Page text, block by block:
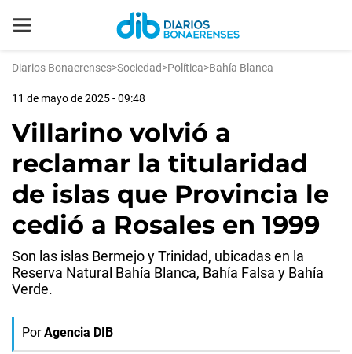
Diarios Bonaerenses>Sociedad>Política>Bahía Blanca
11 de mayo de 2025 - 09:48
Villarino volvió a
reclamar la titularidad
de islas que Provincia le
cedió a Rosales en 1999
Son las islas Bermejo y Trinidad, ubicadas en la
Reserva Natural Bahía Blanca, Bahía Falsa y Bahía
Verde.
Por Agencia DIB